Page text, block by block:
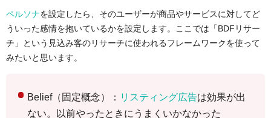
ペルソナを設定したら、そのユーザーが商品やサービスに対してど
ういった感情を抱いているかを設定します。ここでは「BDFリサー
チ」という見込み客のリサーチに使われるフレームワークを使って
みたいと思います。
Belief（固定概念）： リスティング広告は効果が出
ない。以前やったときにうまくいかなかった